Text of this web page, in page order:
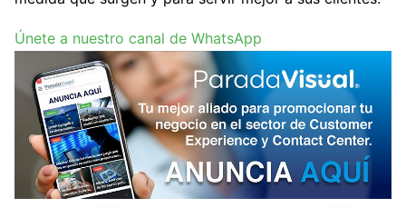
Únete a nuestro canal de WhatsApp